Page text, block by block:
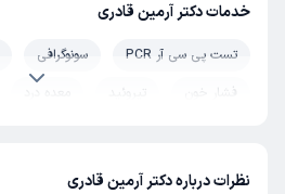
خدمات دکتر آرمین قادری
تست پی سی آر PCR سونوگرافی
فشار خون
تیروئید
قاعدگی (پریود)
سندرم روده تحریک پذیر
نظرات درباره دکتر آرمین قادری